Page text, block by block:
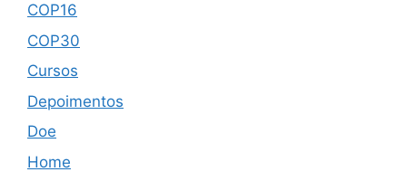
COP16
COP30
Cursos
Depoimentos
Doe
Home